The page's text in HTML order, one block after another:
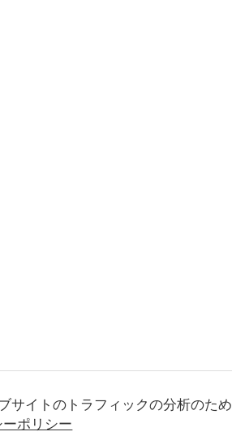
サイトのトラフィックの分析のため
ポリシー